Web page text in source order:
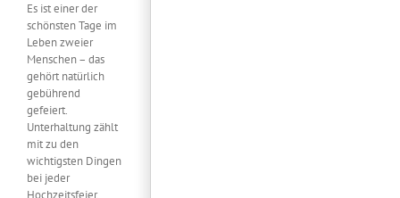
Es ist einer der
schönsten Tage im
Leben zweier
Menschen – das
gehört natürlich
gebührend
gefeiert.
Unterhaltung zählt
mit zu den
wichtigsten Dingen
bei jeder
Hochzeitsfeier.